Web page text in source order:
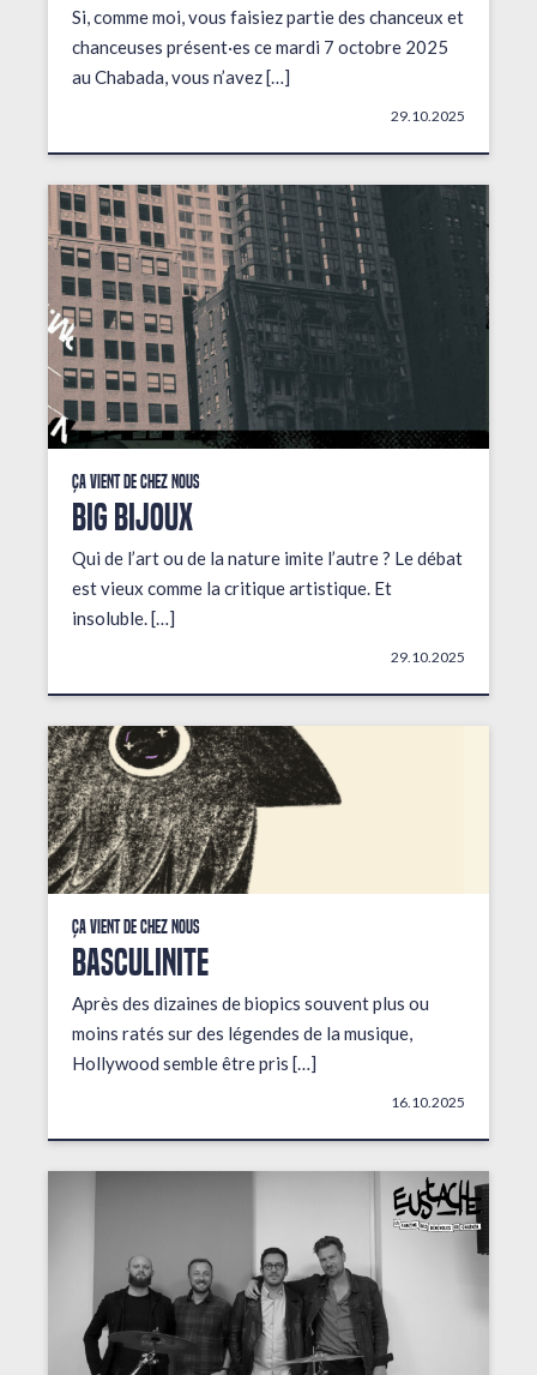
Si, comme moi, vous faisiez partie des chanceux et
chanceuses présent·es ce mardi 7 octobre 2025
au Chabada, vous n’avez […]
29.10.2025
Ça vient de chez nous
BIG BIJOUX
Qui de l’art ou de la nature imite l’autre ? Le débat
est vieux comme la critique artistique. Et
insoluble. […]
29.10.2025
Ça vient de chez nous
BASCULINITE
Après des dizaines de biopics souvent plus ou
moins ratés sur des légendes de la musique,
Hollywood semble être pris […]
16.10.2025